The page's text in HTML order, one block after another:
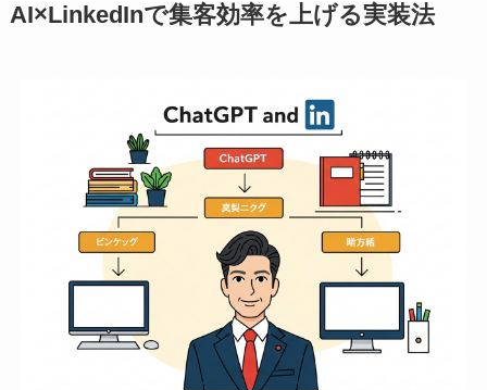
AI×LinkedInで集客効率を上げる実装法